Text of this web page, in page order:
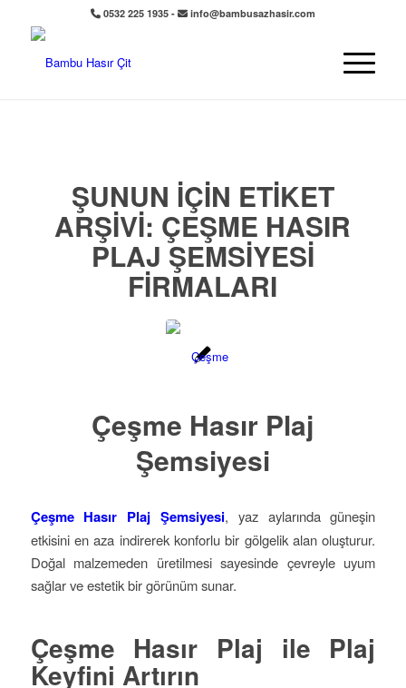
0532 225 1935 - info@bambusazhasir.com
ŞUNUN IÇIN ETIKET
ARŞIVI: ÇEŞME HASIR
PLAJ ŞEMSIYESI
FIRMALARI
Çeşme Hasır Plaj
Şemsiyesi
Çeşme Hasır Plaj Şemsiyesi, yaz aylarında güneşin
etkisini en aza indirerek konforlu bir gölgelik alan oluşturur.
Doğal malzemeden üretilmesi sayesinde çevreyle uyum
sağlar ve estetik bir görünüm sunar.
Çeşme Hasır Plaj ile Plaj
Keyfini Artırın